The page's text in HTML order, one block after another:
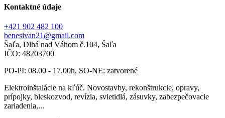
Kontaktné údaje
+421 902 482 100
benesivan21@gmail.com
Šaľa, Dlhá nad Váhom č.104, Šaľa
IČO: 48203700
PO-PI: 08.00 - 17.00h, SO-NE: zatvorené
Elektroinštalácie na kľúč. Novostavby, rekonštrukcie, opravy,
prípojky, bleskozvod, revízia, svietidlá, zásuvky, zabezpečovacie
zariadenia,...